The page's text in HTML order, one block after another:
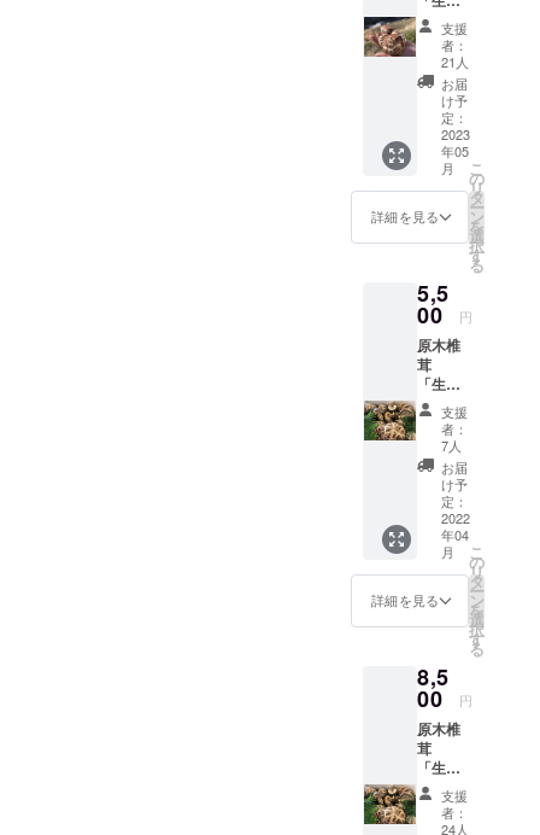
メッ
セージ
付き 価
格につ
いて
ネット
販売で
は１kg
３００
０円
（送料
別）で
料込み
の金額
で設定
してい
るた
め、お
得で
す。
も活用
できる
調理し
やすい
量にな
りま
す。
余った
もの
は、そ
のまま
保存し
ておく
と美味
しさを
そのま
ま次食
べる時
も楽し
めま
す。 お
礼の
メッ
セージ
付き 価
格につ
いて
ネット
０円
（送料
別）で
販売し
てお
り、送
料込み
の金額
５００g
と「干
し肉」
２００
０円相
当の
セット
内容
量：約
１２
個〜１
５個
（サイ
り、多
少の前
後はあ
りま
す。）
干し肉
は、２
００gに
なりま
す。 保
存方
法：干
し肉
は、冷
蔵での
保存が
好まし
べるの
がおす
すめで
す。
余った
もの
は、そ
のまま
かカッ
支援
者：
21人
お届
け予
定：
2023
年05
月
詳細を見る
こ
の
リ
タ
ー
ン
を
選
択
す
る
5,5
00 円
原木椎
茸
「生」
２kg 内
容量：
約５０
個〜６
０個
（サイ
ズによ
り、多
少の前
後はあ
りま
す。）
ご友人
のまと
め買い
にお得
です。
余った
もの
は、そ
のまま
かカッ
支援
者：
7人
お届
け予
定：
2022
年04
月
詳細を見る
こ
の
リ
タ
ー
ン
を
選
択
す
る
8,5
00 円
原木椎
茸
「生」
１kgと
「干し
肉」４
支援
者：
24人